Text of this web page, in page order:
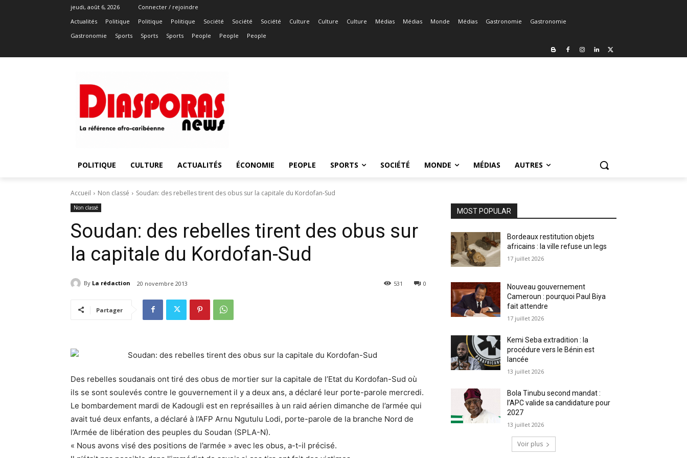
jeudi, août 6, 2026
Connecter / rejoindre
Actualités
Politique Politique Politique Société Société Société Culture Culture Culture Médias Médias Monde Médias Gastronomie
Gastronomie
Gastronomie
Sports Sports Sports People People People
POLITIQUE CULTURE ACTUALITÉS ÉCONOMIE PEOPLE SPORTS SOCIÉTÉ MONDE MÉDIAS AUTRES
Accueil Non classé Soudan: des rebelles tirent des obus sur la capitale du Kordofan-Sud
Non classé
Soudan: des rebelles tirent des obus sur
la capitale du Kordofan-Sud
By La rédaction 20 novembre 2013 0
531
Partager
Des rebelles soudanais ont tiré des obus de mortier sur la capitale de l’Etat du Kordofan-Sud où
ils se sont soulevés contre le gouvernement il y a deux ans, a déclaré leur porte-parole mercredi.
Le bombardement mardi de Kadougli est en représailles à un raid aérien dimanche de l’armée qui
avait tué deux enfants, a déclaré à l’AFP Arnu Ngutulu Lodi, porte-parole de la branche Nord de
l’Armée de libération des peuples du Soudan (SPLA-N).
« Nous avons visé des positions de l’armée » avec les obus, a-t-il précisé.
MOST POPULAR
Bordeaux restitution objets
africains : la ville refuse un legs
17 juillet 2026
Nouveau gouvernement
Cameroun : pourquoi Paul Biya
fait attendre
17 juillet 2026
Kemi Seba extradition : la
procédure vers le Bénin est
lancée
13 juillet 2026
Bola Tinubu second mandat :
l’APC valide sa candidature pour
2027
13 juillet 2026
Voir plus